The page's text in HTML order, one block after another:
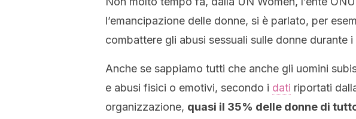
l’emancipazione delle donne, si è parlato, per
combattere gli abusi sessuali sulle donne durante
Anche se sappiamo tutti che anche gli uomini
e abusi fisici o emotivi, secondo i dati riportati
organizzazione, quasi il 35% delle donne di